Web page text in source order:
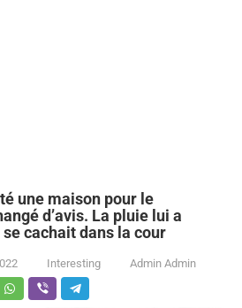
une maison pour le
d’avis. La pluie lui a
cachait dans la cour
Interesting Admin Admin